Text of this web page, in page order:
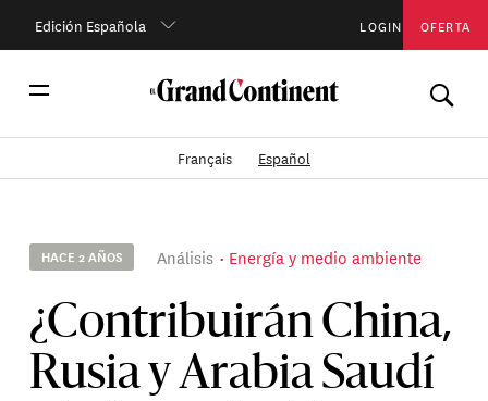
Edición Española LOGIN OFERTA
Français Español
HACE 2 AÑOS Análisis Energía y medio ambiente
¿Contribuirán China,
Rusia y Arabia Saudí